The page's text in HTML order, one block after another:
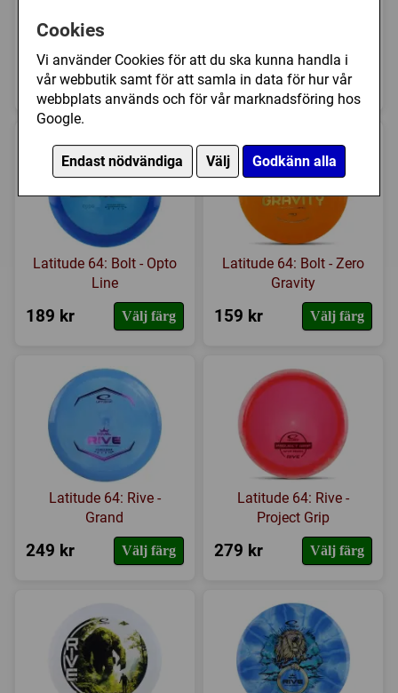
Cookies
Vi använder Cookies för att du ska kunna handla i
vår webbutik samt för att samla in data för hur vår
webbplats används och för vår marknadsföring hos
Google.
Endast nödvändiga Välj Godkänn alla
First Run Matt Orum -
209 kr Välj färg 189 kr Välj färg
Latitude 64: Bolt - Opto
Line
189 kr Välj färg
Latitude 64: Bolt - Zero
Gravity
159 kr Välj färg
Latitude 64: Rive -
Grand
249 kr Välj färg
Latitude 64: Rive -
Project Grip
279 kr Välj färg